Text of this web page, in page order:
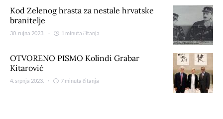
Kod Zelenog hrasta za nestale hrvatske
branitelje
30. rujna 2023. 1 minuta čitanja
OTVORENO PISMO Kolindi Grabar
Kitarović
4. srpnja 2023. 7 minuta čitanja